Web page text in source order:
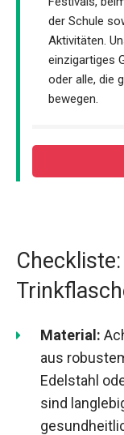
der Schule
Aktivitäten.
einzigartiges
oder alle, die
bewegen.
Material:
aus
Edelstahl
sind